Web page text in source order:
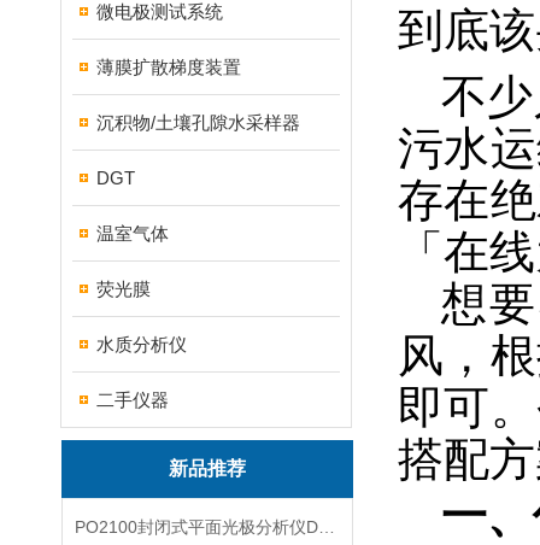
微电极测试系统
薄膜扩散梯度装置
沉积物/土壤孔隙水采样器
DGT
温室气体
荧光膜
水质分析仪
二手仪器
新品推荐
到底
不
污水
存在
「在
想
风，
即可
搭配
一